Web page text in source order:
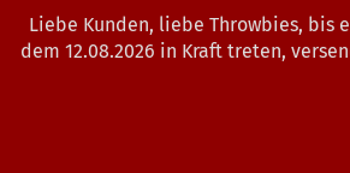
Liebe Kunden, liebe Throwbies, bis
dem 12.08.2026 in Kraft treten,